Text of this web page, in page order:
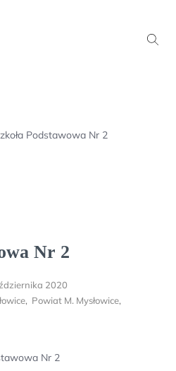
Podstawowa Nr 2
Nr 2
2020
, Powiat M. Mysłowice,
Nr 2